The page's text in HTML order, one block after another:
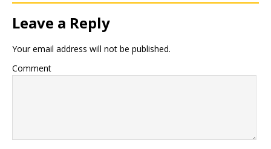
Leave a Reply
Your email address will not be published.
Comment